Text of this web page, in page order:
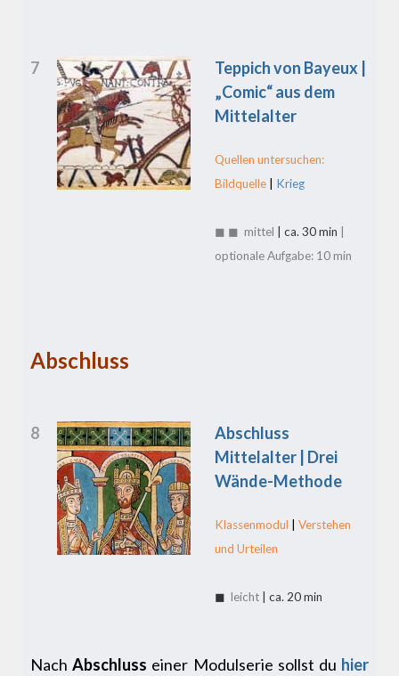
7
Teppich von Bayeux |
„Comic“ aus dem
Mittelalter
Quellen untersuchen:
Bildquelle
Krieg
◼ ◼ mittel | ca. 30 min
optionale Aufgabe: 10 min
Abschluss
8
Abschluss
Mittelalter | Drei
Wände-Methode
Klassenmodul
Verstehen
und Urteilen
◼ leicht | ca. 20 min
NachAbschluss einer Modulserie sollst du hier